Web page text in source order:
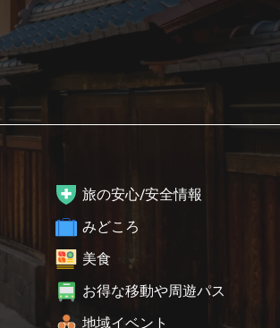
旅の安心/安全情報
みどころ
美食
お得な移動や周遊パス
地域イベント